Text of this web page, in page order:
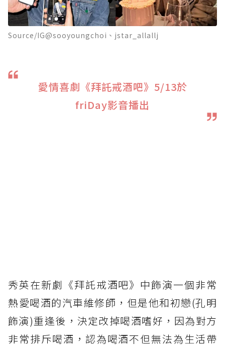
Source/IG@sooyoungchoi、jstar_allallj
愛情喜劇《拜託戒酒吧》5/13於
friDay影音播出
秀英在新劇《拜託戒酒吧》中飾演一個非常
熱愛喝酒的汽車維修師，但是他和初戀(孔明
飾演)重逢後，決定改掉喝酒嗜好，因為對方
非常排斥喝酒，認為喝酒不但無法為生活帶